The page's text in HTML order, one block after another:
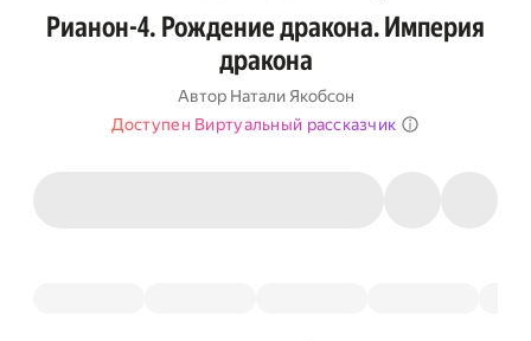
Рианон-4. Рождение дракона. Империя
дракона
Автор Натали Якобсон
Доступен Виртуальный рассказчик